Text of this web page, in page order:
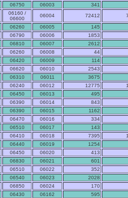
06750 06003
341
06160 /
06600
06004 72412
06260 06005
145
06790 06006
1853
06810 06007
2612
06260 06008
44
06420 06009
114
06620 06010
2543
06310 06011
3675
06240 06012 12775
06450 06013
495
06390 06014
843
06390 06015
1162
06470 06016
334
06510 06017
143
06410 06018 7395
06440 06019
1254
06450 06020
413
06830 06021
601
06510 06022
352
06540 06023
2028
06850 06024
170
06430 06162
595